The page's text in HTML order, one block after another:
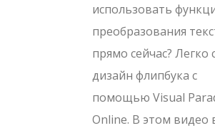
использовать
преобразования
прямо сейчас? Легко
дизайн флипбука с
помощью Visual
Online. В этом видео